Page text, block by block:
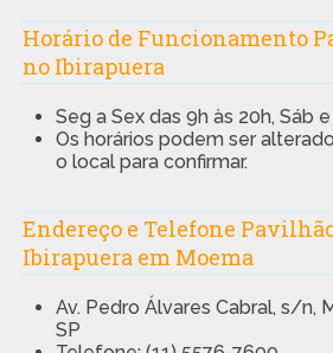
Horário de Funcionamento
no Ibirapuera
Seg a Sex das 9h às 20h, Sáb
Os horários podem ser
o local para confirmar.
Endereço e Telefone
Ibirapuera em Moema
Av. Pedro Álvares Cabral, s/n,
SP